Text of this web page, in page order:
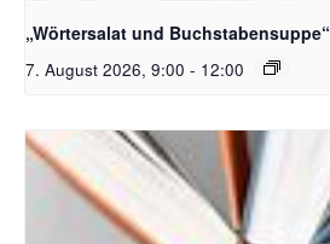
„Wörtersalat und Buchstabensuppe“
7. August 2026, 9:00 - 12:00